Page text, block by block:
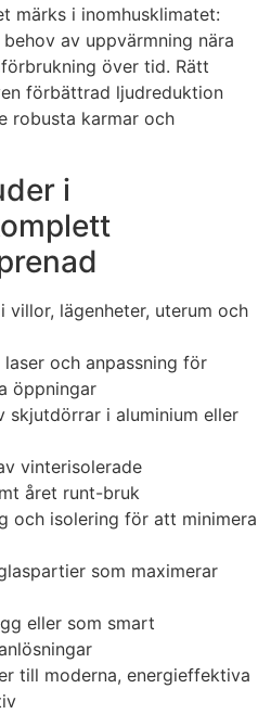
märks i inomhusklimatet:
av uppvärmning nära
över tid. Rätt
förbättrad ljudreduktion
robusta karmar och
i
lägenheter, uterum och
och anpassning för
öppningar
skjutdörrar i aluminium eller
vinterisolerade
året runt-bruk
och isolering för att minimera
som maximerar
eller som smart
till moderna, energieffektiva